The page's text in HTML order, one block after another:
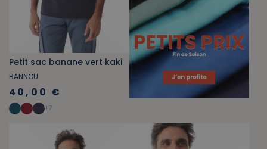
Petit sac banane vert kaki
BANNOU
40,00 €
+7